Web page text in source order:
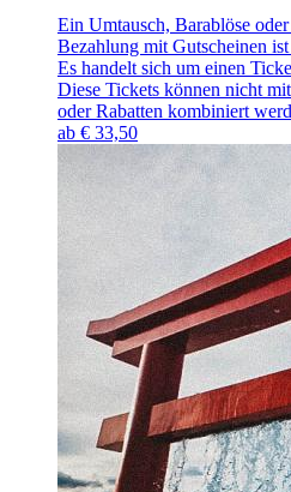
Ein Umtausch, Barablöse
Bezahlung mit Gutscheinen
Es handelt sich um einen
Diese Tickets können nicht
oder Rabatten kombiniert
ab € 33,50